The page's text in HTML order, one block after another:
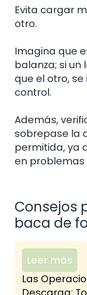
Evita cargar
otro.
Imagina que
balanza; si
que el otro,
control.
Además,
sobrepase la
permitida, ya
en problemas
Consejos
baca de
Leer más
Las